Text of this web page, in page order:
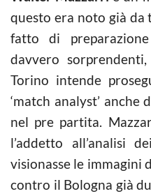
questo era noto già da
fatto di
davvero
Torino intende
‘match analyst’
nel pre partita.
l’addetto all’analisi
visionasse le immagini
contro il Bologna già